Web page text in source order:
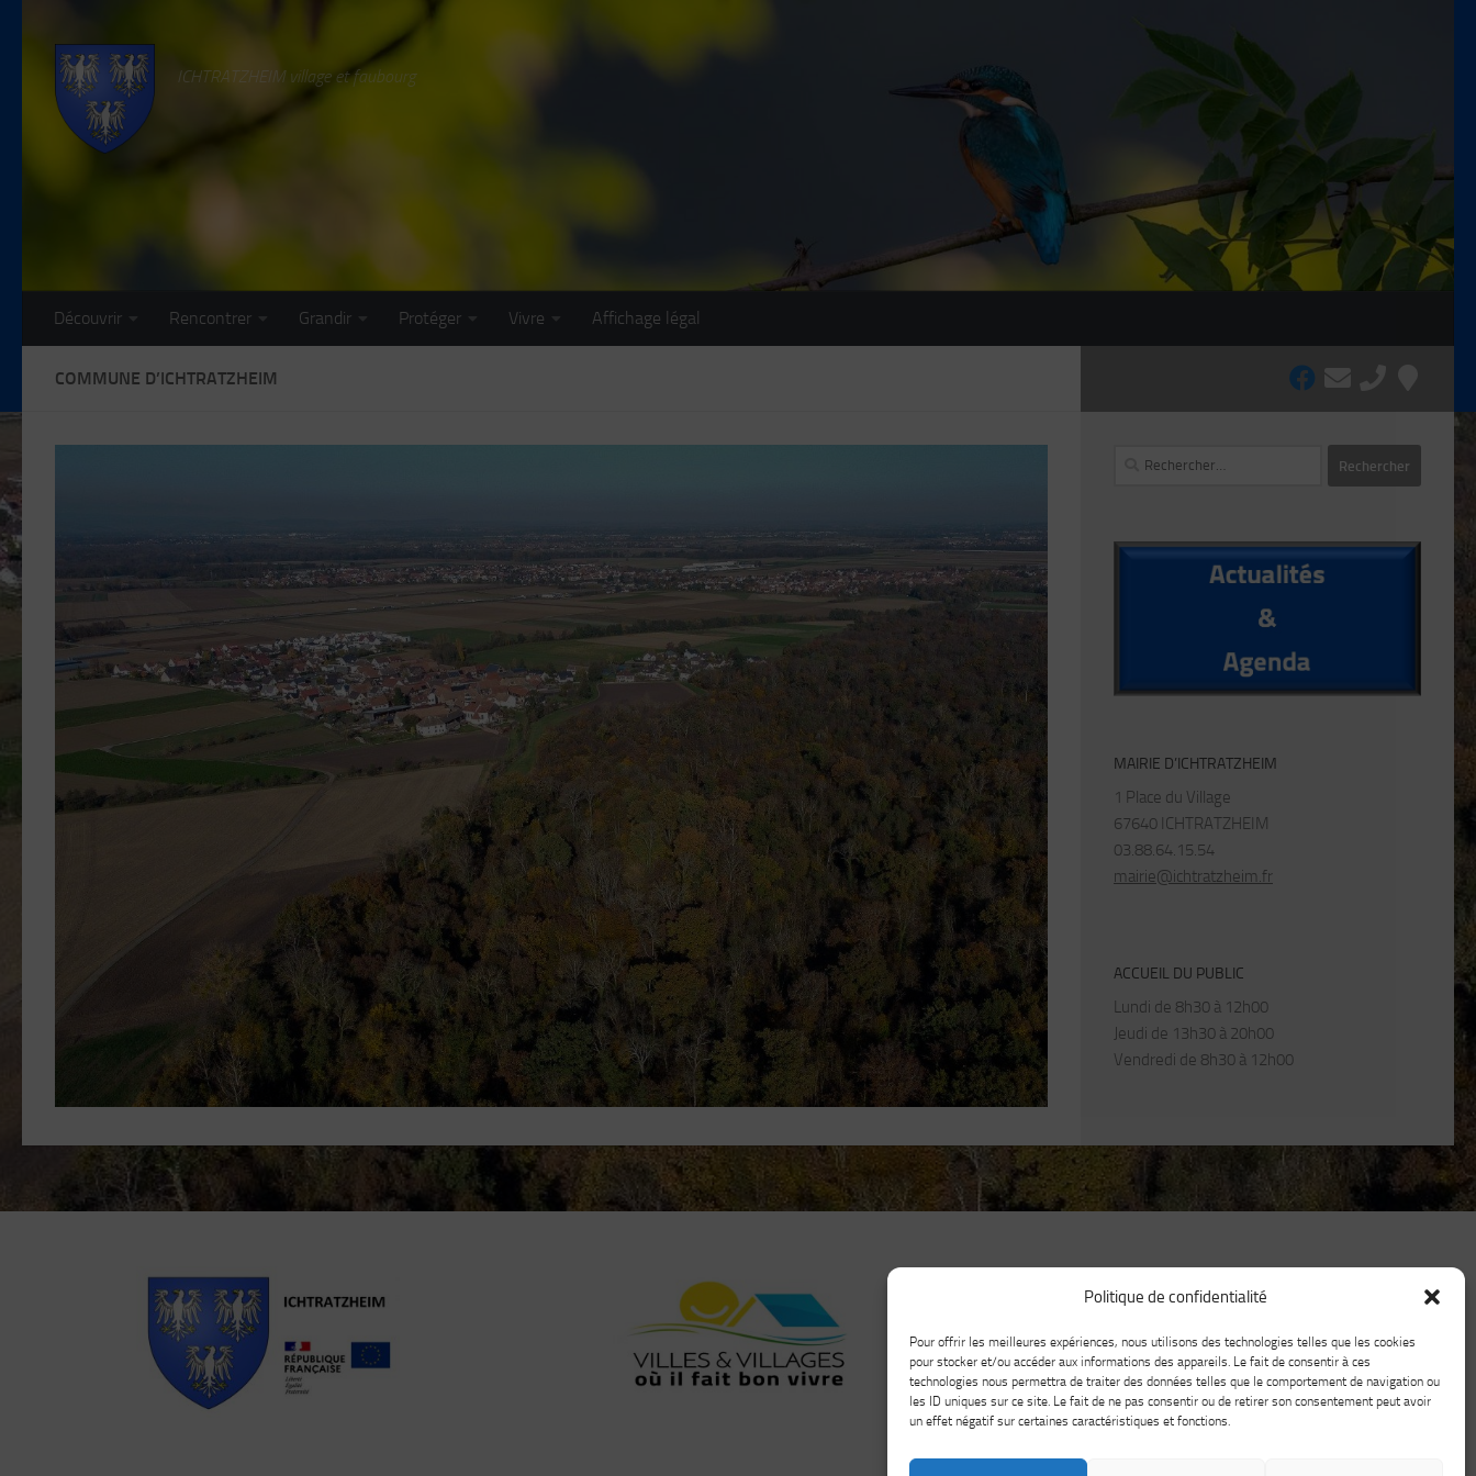
Politique de confidentialité
Pour offrir les meilleures expériences, nous utilisons des technologies telles que les cookies
pour stocker et/ou accéder aux informations des appareils. Le fait de consentir à ces
technologies nous permettra de traiter des données telles que le comportement de navigation ou
les ID uniques sur ce site. Le fait de ne pas consentir ou de retirer son consentement peut avoir
un effet négatif sur certaines caractéristiques et fonctions.
ICHTRATZHEIM village et faubourg
Découvrir Rencontrer Grandir Protéger Vivre Affichage légal
COMMUNE D’ICHTRATZHEIM
Rechercher :
MAIRIE D’ICHTRATZHEIM
1 Place du Village
67640 ICHTRATZHEIM
03.88.64.15.54
mairie@ichtratzheim.fr
ACCUEIL DU PUBLIC
Lundi de 8h30 à 12h00
Jeudi de 13h30 à 20h00
Vendredi de 8h30 à 12h00